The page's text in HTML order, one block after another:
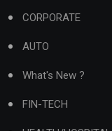
CORPORATE
AUTO
What's New ?
FIN-TECH